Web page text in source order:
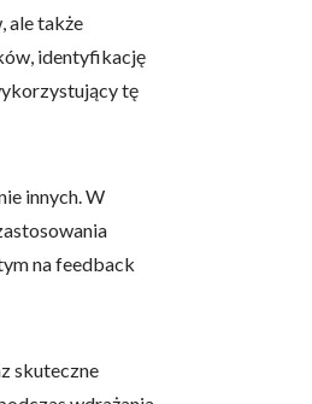
ale także
identyfikację
tę
innych. W
na feedback
skuteczne